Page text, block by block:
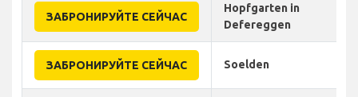
ЗАБРОНИРУЙТЕ СЕЙЧАС
Hopfgarten in
Defereggen
ЗАБРОНИРУЙТЕ СЕЙЧАС Soelden